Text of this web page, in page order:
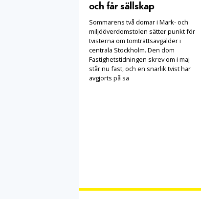
och får sällskap
Sommarens två domar i Mark- och
miljööverdomstolen sätter punkt för
tvisterna om tomträttsavgälder i
centrala Stockholm. Den dom
Fastighetstidningen skrev om i maj
står nu fast, och en snarlik tvist har
avgjorts på sa